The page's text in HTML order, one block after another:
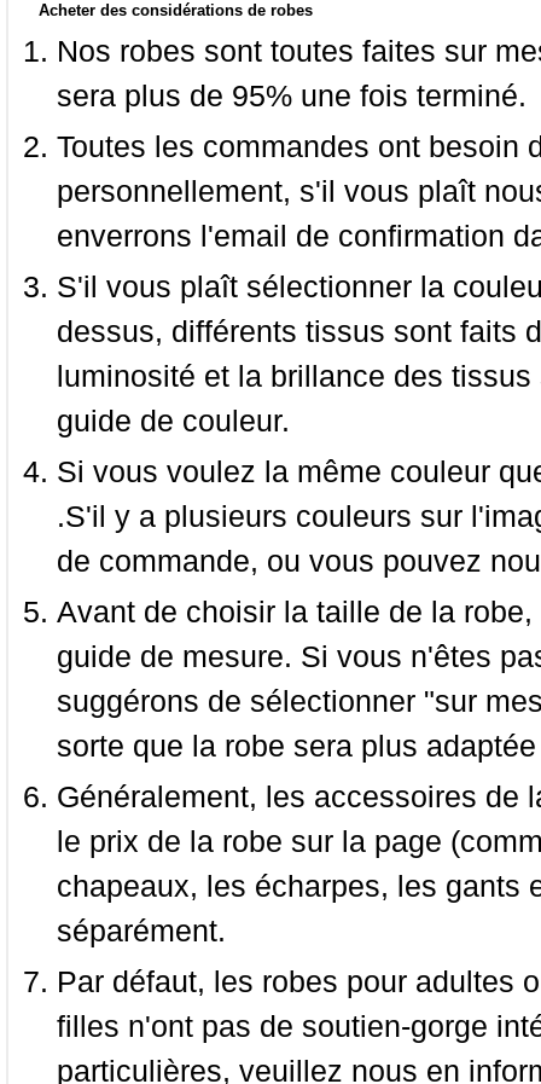
Acheter des considérations de robes
Nos robes sont toutes faites sur
sera plus de 95% une fois terminé.
Toutes les commandes ont besoin
personnellement, s'il vous plaît
enverrons l'email de confirmation
S'il vous plaît sélectionner la
dessus, différents tissus sont faits
luminosité et la brillance des
guide de couleur.
Si vous voulez la même couleur
.S'il y a plusieurs couleurs sur
de commande, ou vous pouvez
Avant de choisir la taille de la
guide de mesure. Si vous n'êtes
suggérons de sélectionner "sur
sorte que la robe sera plus
Généralement, les accessoires de
le prix de la robe sur la page
chapeaux, les écharpes, les gants
séparément.
Par défaut, les robes pour adultes
filles n'ont pas de soutien-gorge
particulières, veuillez nous en